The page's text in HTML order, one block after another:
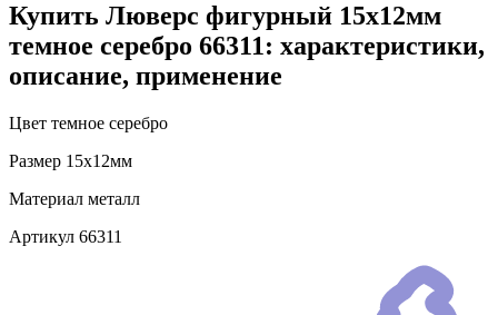
Купить Люверс фигурный 15х12мм
темное серебро 66311: характеристики,
описание, применение
Цвет темное серебро
Размер 15х12мм
Материал металл
Артикул 66311